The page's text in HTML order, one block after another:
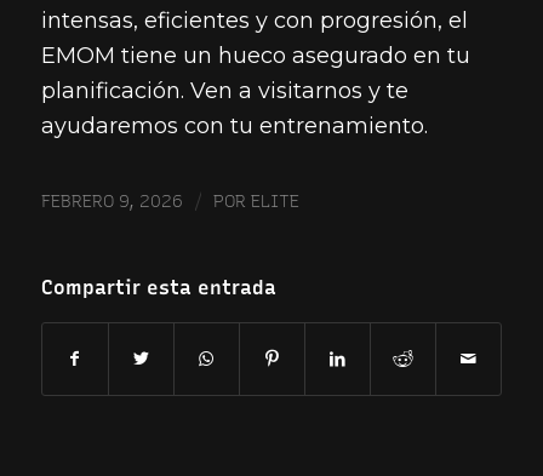
intensas, eficientes y con progresión, el
EMOM tiene un hueco asegurado en tu
planificación. Ven a visitarnos y te
ayudaremos con tu entrenamiento.
FEBRERO 9, 2026 / POR ELITE
Compartir esta entrada